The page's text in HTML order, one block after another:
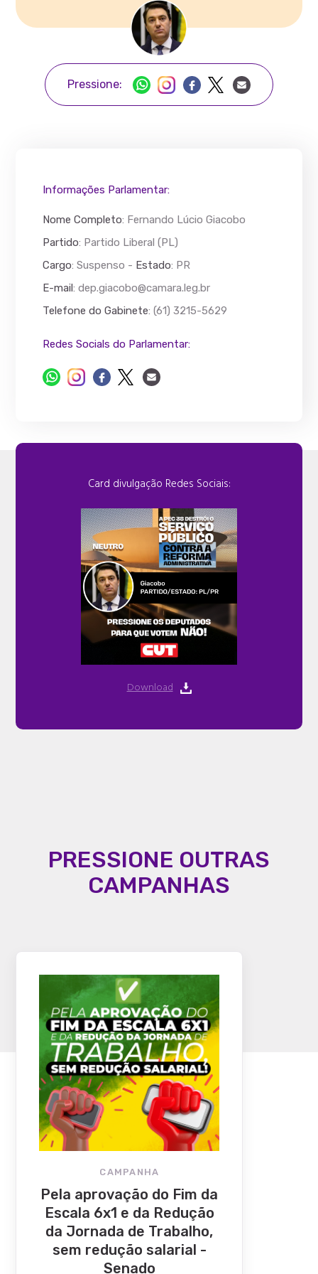
Pressione:
Informações Parlamentar:
Nome Completo: Fernando Lúcio Giacobo
Partido: Partido Liberal (PL)
Cargo: Suspenso - Estado: PR
E-mail:dep.giacobo@camara.leg.br
Telefone do Gabinete: (61) 3215-5629
Redes Socials do Parlamentar:
Card divulgação Redes Sociais:
Download
PRESSIONE OUTRAS
CAMPANHAS
CAMPANHA
Pela aprovação do Fim da
Escala 6x1 e da Redução
da Jornada de Trabalho,
sem redução salarial -
Senado